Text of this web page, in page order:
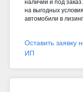
наличии и под
на выгодных
автомобили в лизинг.
Оставить заявку
ИП